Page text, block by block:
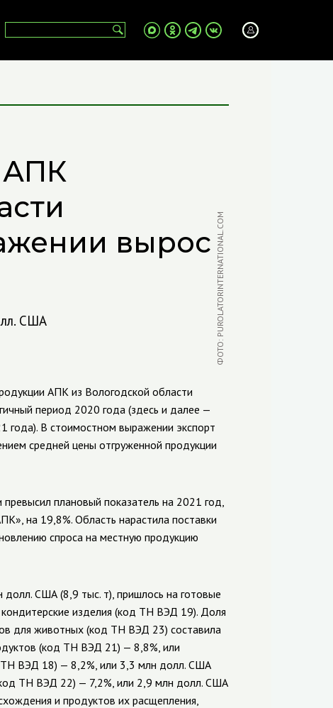
АПК
вырос
США ФОТО: PUROLATORINTERNATIONAL.COM
АПК из Вологодской области
период 2020 года (здесь и далее —
года). В стоимостном выражении экспорт
средней цены отгруженной продукции
плановый показатель на 2021 год,
на 19,8%. Область нарастила поставки
спроса на местную продукцию
США (8,9 тыс. т), пришлось на готовые
изделия (код ТН ВЭД 19). Доля
для животных (код ТН ВЭД 23) составила
(код ТН ВЭД 21) — 8,8%, или
ТН ВЭД 18) — 8,2%, или 3,3 млн долл. США
(код ТН ВЭД 22) — 7,2%, или 2,9 млн долл. США
и продуктов их расщепления,